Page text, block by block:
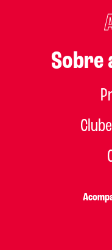
Sobre